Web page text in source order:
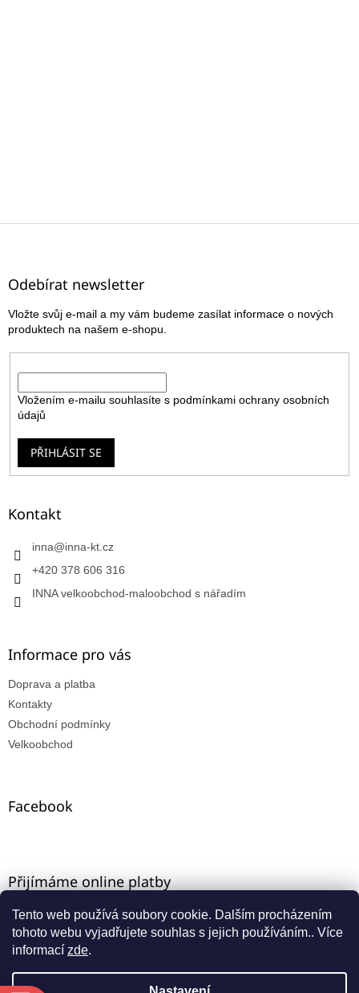
Tento web používá soubory cookie. Dalším procházením
tohoto webu vyjadřujete souhlas s jejich používáním.. Více
informací zde.
Z
Odebírat newsletter
Vložte svůj e-mail a my vám budeme zasílat informace o nových
produktech na našem e-shopu.
Vložením e-mailu souhlasíte s podmínkami ochrany osobních
údajů
PŘIHLÁSIT SE
Kontakt
inna@inna-kt.cz
+420 378 606 316
INNA velkoobchod-maloobchod s nářadím
Informace pro vás
Doprava a platba
Kontakty
Obchodní podmínky
Velkoobchod
Facebook
Přijímáme online platby